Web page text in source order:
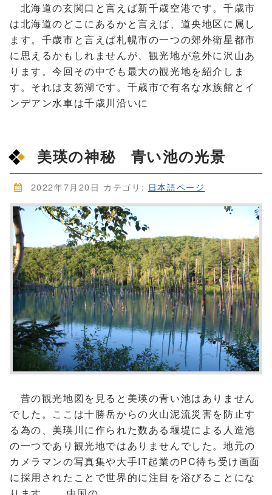
北海道の玄関口と言えば新千歳空港です。千歳市
は北海道のどこにあるかと言えば、道央地区に属し
ます。千歳市と言えば札幌市の一つの郊外衛星都市
に思えるかもしれませんが、観光地が意外に沢山あ
ります。今回その中でも最大の観光地を紹介しま
す。それは支笏湖です。千歳市で有名な水族館とイ
ンデアン水車は千歳川沿いに
美瑛の神秘 青い池の光景
2022年7月20日 カテゴリ: 日本語ページ
昔の観光地図を見ると美瑛の青い池はありません
でした。ここは十勝岳からの火山泥流災害を防止す
る為の、美瑛川に作られた数ある堰堤による人造池
の一つであり観光地ではありませんでした。地元の
カメラマンの写真集や大手IT起業のPC待ち受け画面
に採用されたことで世界的に注目を浴びることにな